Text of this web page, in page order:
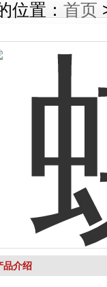
位置： 首页
品介绍